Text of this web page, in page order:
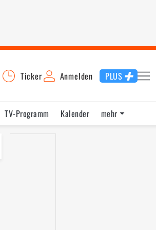
Ticker Anmelden PLUS
TV-Programm
Kalender
mehr